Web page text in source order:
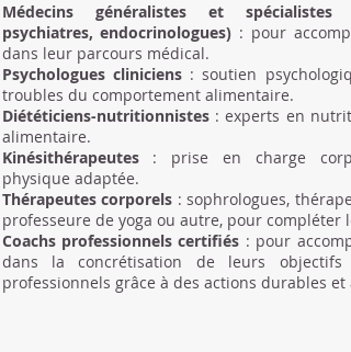
Médecins généralistes et spécialistes
psychiatres, endocrinologues) : pour
dans leur parcours médical.
Psychologues cliniciens: soutien
troubles du comportement alimentaire.
Diététiciens-nutritionnistes: experts en
alimentaire.
Kinésithérapeutes: prise en charge
physique adaptée.
Thérapeutes corporels : sophrologues,
professeure de yoga ou autre, pour compléter
Coachs professionnels certifiés : pour
dans la concrétisation de leurs objectifs
professionnels grâce à des actions durables et